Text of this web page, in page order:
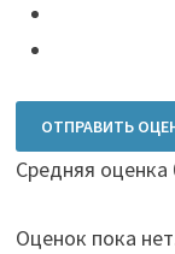
ОТПРАВИТЬ
Средняя оценка
Оценок пока